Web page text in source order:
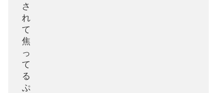
さ
れ
て
焦
っ
て
る
ぷ